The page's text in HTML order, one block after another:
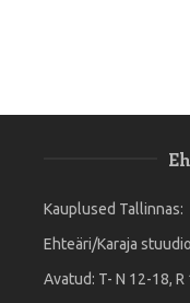
Kauplused Tallinnas:
Ehteäri/Karaja
Avatud: T- N 12-18, R